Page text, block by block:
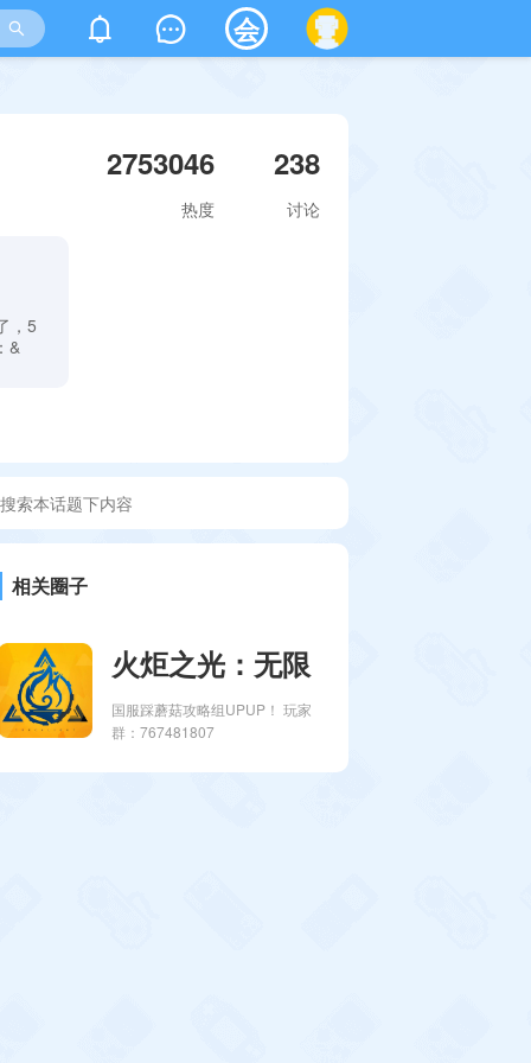
会
2753046
热度
238
讨论
，5
&
相关圈子
火炬之光：无限
国服踩蘑菇攻略组UPUP！ 玩家
群：767481807